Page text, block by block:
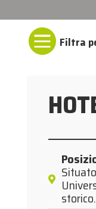

storico.